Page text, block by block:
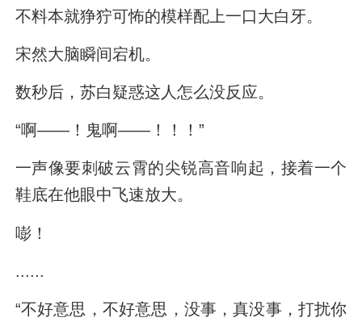
不料本就狰狞可怖的模样配上一口大白牙。
宋然大脑瞬间宕机。
数秒后，苏白疑惑这人怎么没反应。
“啊——！鬼啊——！！！”
一声像要刺破云霄的尖锐高音响起，接着一个
鞋底在他眼中飞速放大。
嘭！
......
“不好意思，不好意思，没事，真没事，打扰你